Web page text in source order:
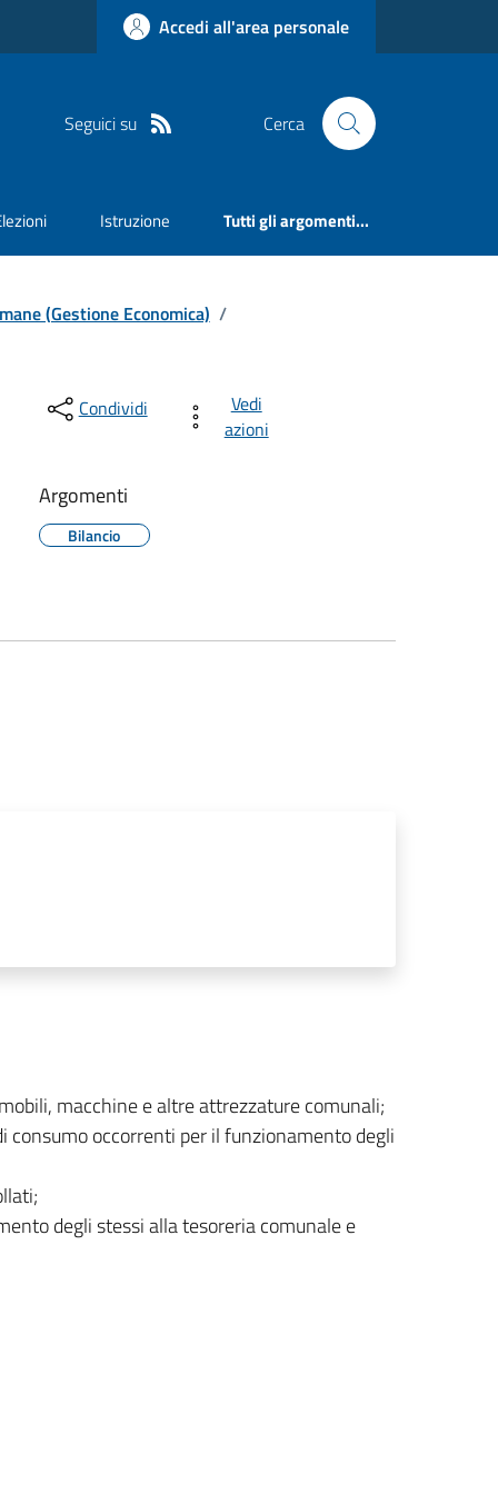
Accedi all'area personale
Seguici su Cerca
Istruzione Tutti gli argomenti...
(Gestione Economica) /
Condividi
Vedi
azioni
Argomenti
Bilancio
macchine e altre attrezzature comunali;
consumo occorrenti per il funzionamento degli
degli stessi alla tesoreria comunale e